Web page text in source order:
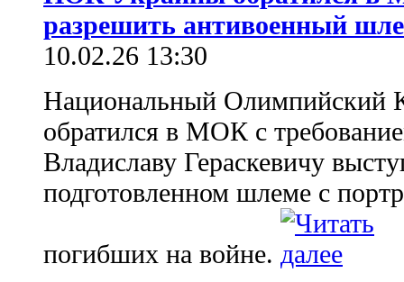
разрешить антивоенный
10.02.26 13:30
Национальный Олимпийский
обратился в МОК с
Владиславу Гераскевичу
подготовленном шлеме с
погибших на войне.